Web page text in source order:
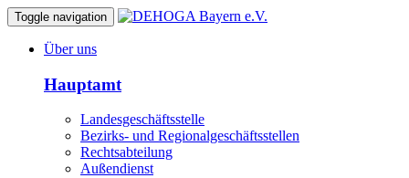
Toggle navigation
Über uns
Hauptamt
Landesgeschäftsstelle
Bezirks- und Regionalgeschäftsstellen
Rechtsabteilung
Außendienst